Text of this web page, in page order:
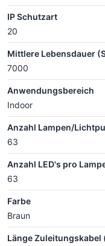
IP Schutzart
20
Mittlere Lebensdauer
7000
Anwendungsbereich
Indoor
Anzahl Lampen/
63
Anzahl LED's pro
63
Farbe
Braun
Länge Zuleitungskabel